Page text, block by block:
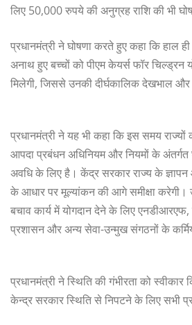
लिए 50,000 रुपये की अनुग्रह राशि की भी
प्रधानमंत्री ने घोषणा करते हुए कहा कि
अनाथ हुए बच्चों को पीएम केयर्स फॉर चिल्ड्रन
मिलेगी, जिससे उनकी दीर्घकालिक देखभाल और
प्रधानमंत्री ने यह भी कहा कि इस समय राज्यों
आपदा प्रबंधन अधिनियम और नियमों के अंतर्गत
अवधि के लिए है। केंद्र सरकार राज्य के ज्ञापन
के आधार पर मूल्यांकन की आगे समीक्षा करेगी।
बचाव कार्य में योगदान देने के लिए
प्रशासन और अन्य सेवा-उन्मुख संगठनों के
प्रधानमंत्री ने स्थिति की गंभीरता को
केन्द्र सरकार स्थिति से निपटने के लिए सभी